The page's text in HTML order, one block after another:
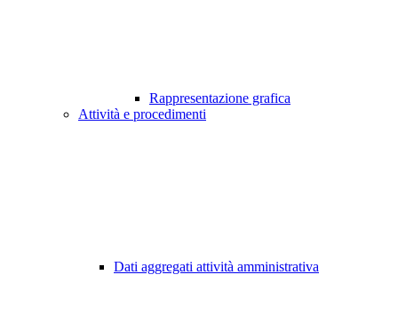
Rappresentazione grafica
Attività e procedimenti
Dati aggregati attività amministrativa